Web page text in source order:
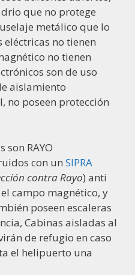
que no protege
metálico que lo
no tienen
no tienen
son de uso
aislamiento
no poseen protección
son RAYO
con un SIPRA
contra Rayo) anti
campo magnético, y
poseen escaleras
Cabinas aisladas al
de refugio en caso
el helipuerto una